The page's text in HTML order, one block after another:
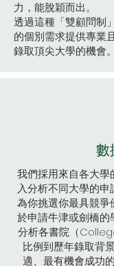
力，能脫穎而出。
透過這種「雙顧問制
的個別需求提供專業
錄取頂尖大學的機會。
數
我們採用來自各大
入分析不同大學的申
為你挑選你最具競
於申請牛津或劍橋
分析各書院（
比例到歷年錄取背
適、最有機會成功